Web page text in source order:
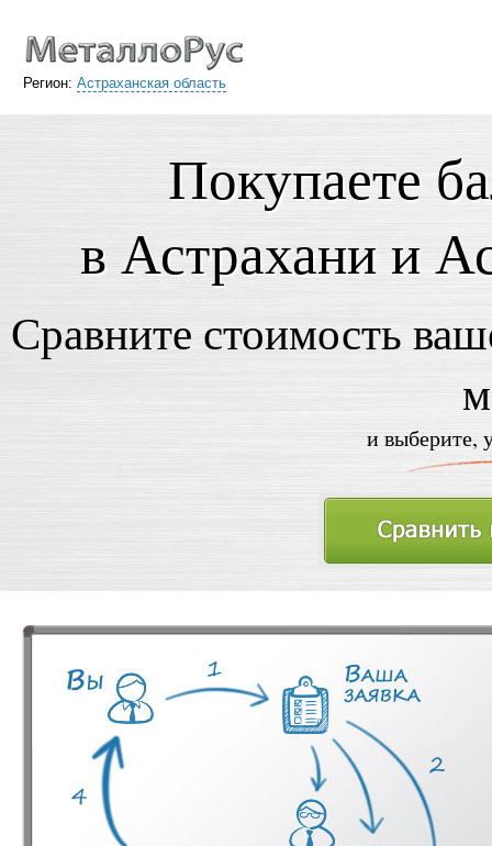
Регион: Астраханская область
Покупаете
в Астрахани и
Сравните стоимость
и выберите,